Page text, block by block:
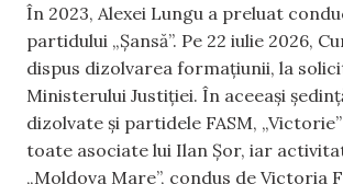
În 2023, Alexei Lungu a preluat
partidului „Șansă”. Pe 22 iulie 2026,
dispus dizolvarea formațiunii, la
Ministerului Justiției. În aceeași
dizolvate și partidele FASM, „Victorie”
toate asociate lui Ilan Șor, iar
„Moldova Mare”, condus de Victoria